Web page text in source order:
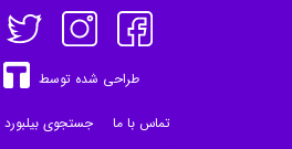
طراحی شده توسط
تماس با ما جستجوی بیلبورد